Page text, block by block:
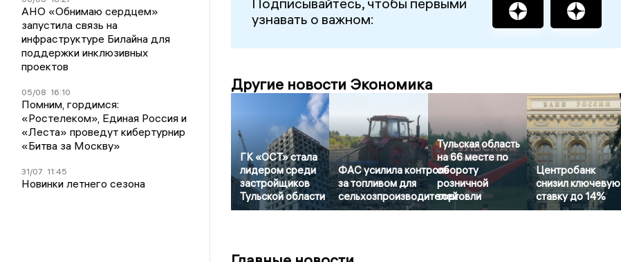
АНО «Обнимаю сердцем»
запустила связь на
инфраструктуре Билайна для
поддержки инклюзивных
проектов
05/08 16:10
Помним, гордимся:
«Ростелеком», Единая Россия и
«Леста» проведут кибертурнир
«Битва за Москву»
31/07 11:45
Новинки летнего сезона
узнавать о важном:
Другие новости Экономика
ГК «ОСТ» стала
лидером среди
застройщиков
Тульской области
ФАС усилила контроль
за топливом для
сельхозпроизводителей
Тульская область
на 66 месте по
обороту
розничной
торговли
Центробанк
снизил ключевую
ставку до 14%